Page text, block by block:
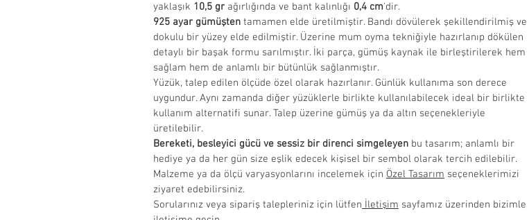
yaklaşık 10,5 gr ağırlığında ve bant kalınlığı 0,4 cm'dir.
925 ayar gümüşten tamamen elde üretilmiştir. Bandı dövülerek şekillendirilmiş ve
dokulu bir yüzey elde edilmiştir. Üzerine mum oyma tekniğiyle hazırlanıp dökülen
detaylı bir başak formu sarılmıştır. İki parça, gümüş kaynak ile birleştirilerek hem
sağlam hem de anlamlı bir bütünlük sağlanmıştır.
Yüzük, talep edilen ölçüde özel olarak hazırlanır. Günlük kullanıma son derece
uygundur. Aynı zamanda diğer yüzüklerle birlikte kullanılabilecek ideal bir birlikte
kullanım alternatifi sunar. Talep üzerine gümüş ya da altın seçenekleriyle
üretilebilir.
Bereketi, besleyici gücü ve sessiz bir direnci simgeleyen bu tasarım; anlamlı bir
hediye ya da her gün size eşlik edecek kişisel bir sembol olarak tercih edilebilir.
Malzeme ya da ölçü varyasyonlarını incelemek için Özel Tasarım seçeneklerimizi
ziyaret edebilirsiniz.
Sorularınız veya sipariş talepleriniz için lütfen İletişim sayfamız üzerinden bizimle